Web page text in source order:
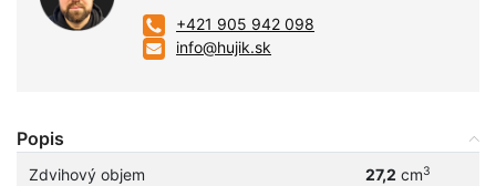
+421 905 942 098
info@hujik.sk
Popis
Zdvihový objem 27,2 cm3